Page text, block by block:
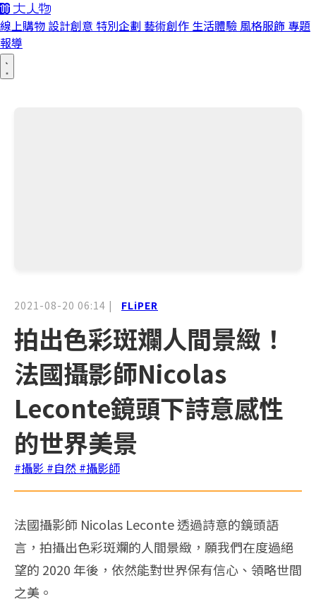
線上購物 設計創意 特別企劃 藝術創作 生活體驗 風格服飾 專題
報導
2021-08-20 06:14 | FLiPER
拍出色彩斑斕人間景緻！
法國攝影師Nicolas
Leconte鏡頭下詩意感性
的世界美景
#攝影 #自然 #攝影師
法國攝影師 Nicolas Leconte 透過詩意的鏡頭語
言，拍攝出色彩斑斕的人間景緻，願我們在度過絕
望的 2020 年後，依然能對世界保有信心、領略世間
之美。